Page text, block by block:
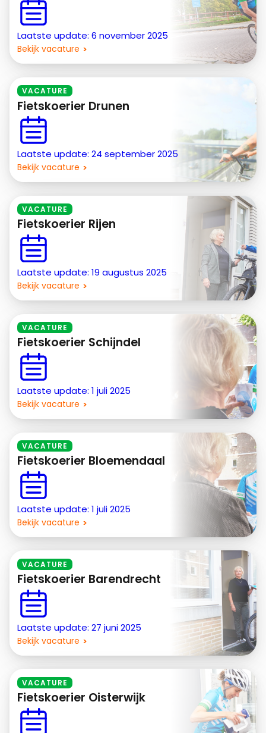
Laatste update: 6 november 2025
Bekijk vacature
VACATURE
Fietskoerier Drunen
Laatste update: 24 september 2025
Bekijk vacature
VACATURE
Fietskoerier Rijen
Laatste update: 19 augustus 2025
Bekijk vacature
VACATURE
Fietskoerier Schijndel
Laatste update: 1 juli 2025
Bekijk vacature
VACATURE
Fietskoerier Bloemendaal
Laatste update: 1 juli 2025
Bekijk vacature
VACATURE
Fietskoerier Barendrecht
Laatste update: 27 juni 2025
Bekijk vacature
VACATURE
Fietskoerier Oisterwijk